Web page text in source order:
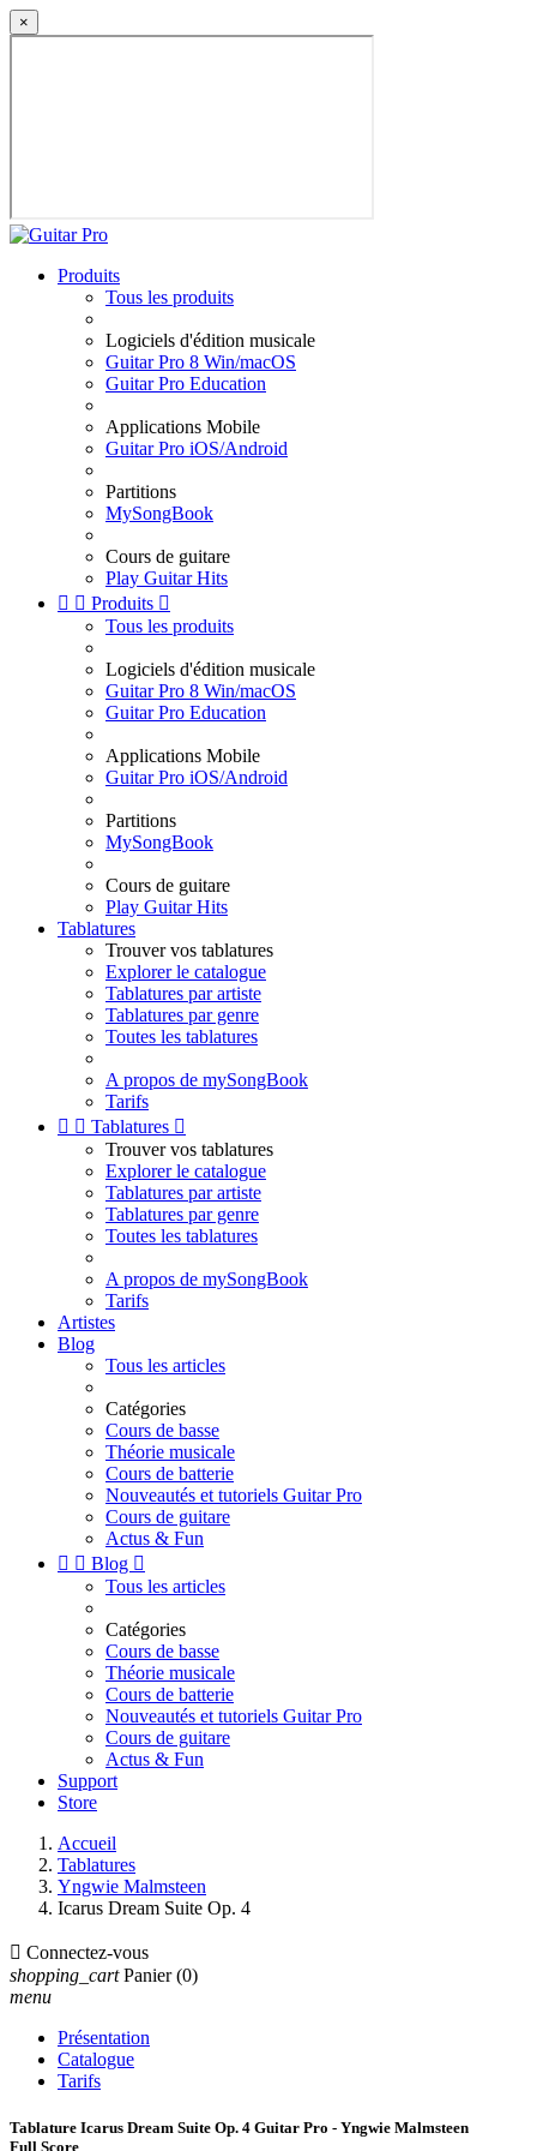
×
Produits
Tous les produits
Logiciels d'édition musicale
Guitar Pro 8 Win/macOS
Guitar Pro Education
Applications Mobile
Guitar Pro iOS/Android
Partitions
MySongBook
Cours de guitare
Play Guitar Hits
  Produits 
Tous les produits
Logiciels d'édition musicale
Guitar Pro 8 Win/macOS
Guitar Pro Education
Applications Mobile
Guitar Pro iOS/Android
Partitions
MySongBook
Cours de guitare
Play Guitar Hits
Tablatures
Trouver vos tablatures
Explorer le catalogue
Tablatures par artiste
Tablatures par genre
Toutes les tablatures
A propos de mySongBook
Tarifs
  Tablatures 
Trouver vos tablatures
Explorer le catalogue
Tablatures par artiste
Tablatures par genre
Toutes les tablatures
A propos de mySongBook
Tarifs
Artistes
Blog
Tous les articles
Catégories
Cours de basse
Théorie musicale
Cours de batterie
Nouveautés et tutoriels Guitar Pro
Cours de guitare
Actus & Fun
  Blog 
Tous les articles
Catégories
Cours de basse
Théorie musicale
Cours de batterie
Nouveautés et tutoriels Guitar Pro
Cours de guitare
Actus & Fun
Support
Store
Accueil
Tablatures
Yngwie Malmsteen
Icarus Dream Suite Op. 4
 Connectez-vous
shopping_cart Panier (0)
menu
Présentation
Catalogue
Tarifs
Tablature Icarus Dream Suite Op. 4 Guitar Pro - Yngwie Malmsteen
Full Score